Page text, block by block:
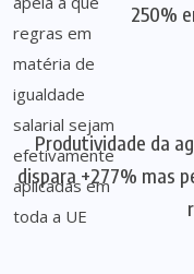
250%
Produtividade da
dispara +277% mas